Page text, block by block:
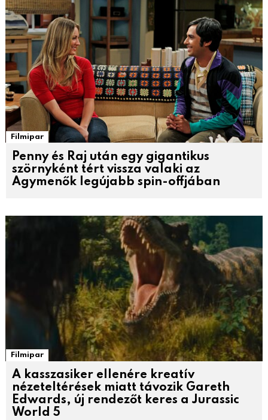
Filmipar
Penny és Raj után egy gigantikus
szörnyként tért vissza valaki az
Agymenők legújabb spin-offjában
Filmipar
A kasszasiker ellenére kreatív
nézeteltérések miatt távozik Gareth
Edwards, új rendezőt keres a Jurassic
World 5